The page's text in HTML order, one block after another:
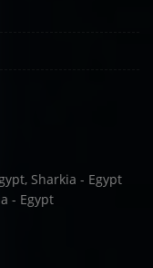
Sharkia - Egypt
- Egypt